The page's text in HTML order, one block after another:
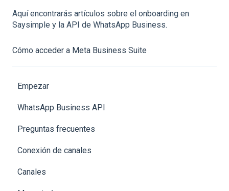
Aquí encontrarás artículos sobre el onboarding en
Saysimple y la API de WhatsApp Business.
Cómo acceder a Meta Business Suite
Empezar
WhatsApp Business API
Preguntas frecuentes
Conexión de canales
Canales